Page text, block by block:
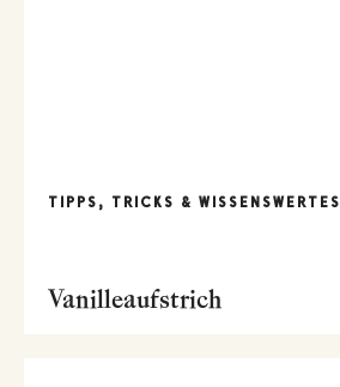
TIPPS, TRICKS & WISSENSWERTES
Vanilleaufstrich